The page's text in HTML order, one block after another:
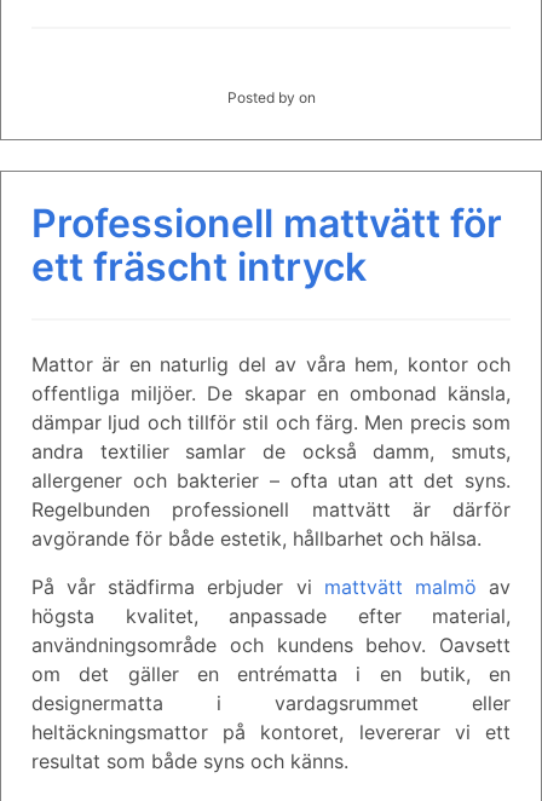
Posted by on
Professionell mattvätt för
ett fräscht intryck
Mattor är en naturlig del av våra hem, kontor och
offentliga miljöer. De skapar en ombonad känsla,
dämpar ljud och tillför stil och färg. Men precis som
andra textilier samlar de också damm, smuts,
allergener och bakterier – ofta utan att det syns.
Regelbunden professionell mattvätt är därför
avgörande för både estetik, hållbarhet och hälsa.
På vår städfirma erbjuder vi mattvätt malmö av
högsta kvalitet, anpassade efter material,
användningsområde och kundens behov. Oavsett
om det gäller en entrématta i en butik, en
designermatta i vardagsrummet eller
heltäckningsmattor på kontoret, levererar vi ett
resultat som både syns och känns.